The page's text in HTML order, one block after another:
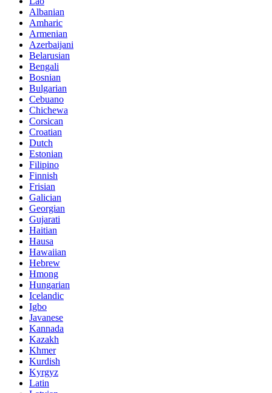
Albanian
Amharic
Armenian
Azerbaijani
Belarusian
Bengali
Bosnian
Bulgarian
Cebuano
Chichewa
Corsican
Croatian
Dutch
Estonian
Filipino
Finnish
Frisian
Galician
Georgian
Gujarati
Haitian
Hausa
Hawaiian
Hebrew
Hmong
Hungarian
Icelandic
Igbo
Javanese
Kannada
Kazakh
Khmer
Kurdish
Kyrgyz
Latin